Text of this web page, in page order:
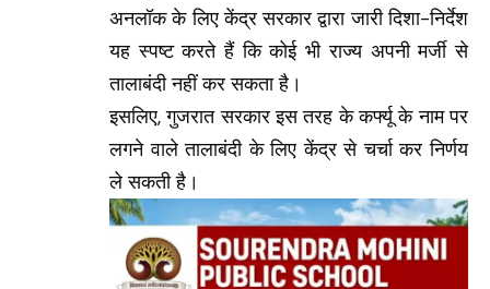
अनलॉक के लिए केंद्र सरकार द्वारा जारी दिशा-निर्देश
यह स्पष्ट करते हैं कि कोई भी राज्य अपनी मर्जी से
तालाबंदी नहीं कर सकता है।
इसलिए, गुजरात सरकार इस तरह के कर्फ्यू के नाम पर
लगने वाले तालाबंदी के लिए केंद्र से चर्चा कर निर्णय
ले सकती है।